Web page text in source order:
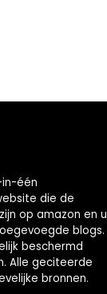
één
die de
op amazon en u
blogs.
beschermd
Alle geciteerde
bronnen.